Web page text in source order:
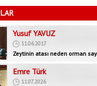
11.06.2017
Zeytinin atası neden orman
Emre Türk
11.07.2026
Mersin’in Sessiz Felaketi
Fatma Lalecan
11.09.2025